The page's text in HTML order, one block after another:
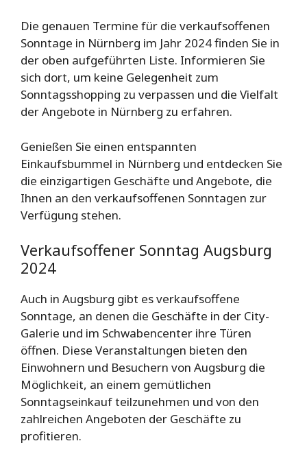
Die genauen Termine für die verkaufsoffenen
Sonntage in Nürnberg im Jahr 2024 finden Sie in
der oben aufgeführten Liste. Informieren Sie
sich dort, um keine Gelegenheit zum
Sonntagsshopping zu verpassen und die Vielfalt
der Angebote in Nürnberg zu erfahren.
Genießen Sie einen entspannten
Einkaufsbummel in Nürnberg und entdecken Sie
die einzigartigen Geschäfte und Angebote, die
Ihnen an den verkaufsoffenen Sonntagen zur
Verfügung stehen.
Verkaufsoffener Sonntag Augsburg
2024
Auch in Augsburg gibt es verkaufsoffene
Sonntage, an denen die Geschäfte in der City-
Galerie und im Schwabencenter ihre Türen
öffnen. Diese Veranstaltungen bieten den
Einwohnern und Besuchern von Augsburg die
Möglichkeit, an einem gemütlichen
Sonntagseinkauf teilzunehmen und von den
zahlreichen Angeboten der Geschäfte zu
profitieren.